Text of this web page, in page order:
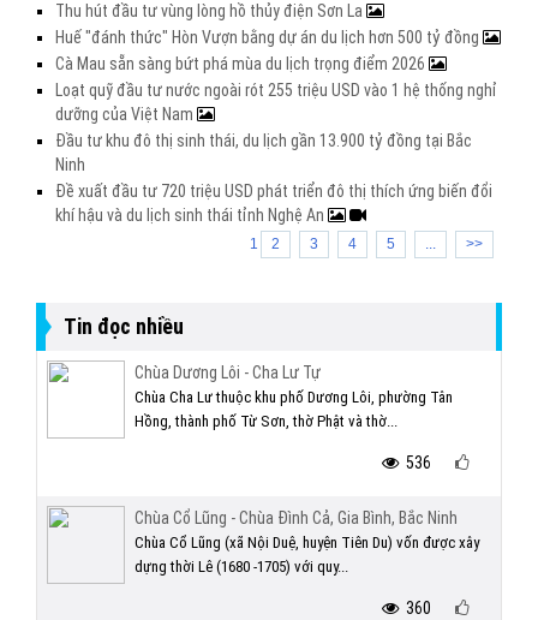
Thu hút đầu tư vùng lòng hồ thủy điện Sơn La
Huế "đánh thức" Hòn Vượn bằng dự án du lịch hơn 500 tỷ đồng
Cà Mau sẵn sàng bứt phá mùa du lịch trọng điểm 2026
Loạt quỹ đầu tư nước ngoài rót 255 triệu USD vào 1 hệ thống nghỉ
dưỡng của Việt Nam
Đầu tư khu đô thị sinh thái, du lịch gần 13.900 tỷ đồng tại Bắc
Ninh
Đề xuất đầu tư 720 triệu USD phát triển đô thị thích ứng biến đổi
khí hậu và du lịch sinh thái tỉnh Nghệ An
1 2 3 4 5 ... >>
Tin đọc nhiều
Chùa Dương Lôi - Cha Lư Tự
Chùa Cha Lư thuộc khu phố Dương Lôi, phường Tân
Hồng, thành phố Từ Sơn, thờ Phật và thờ...
536
Chùa Cổ Lũng - Chùa Đình Cả, Gia Bình, Bắc Ninh
Chùa Cổ Lũng (xã Nội Duệ, huyện Tiên Du) vốn được xây
dựng thời Lê (1680 -1705) với quy...
360